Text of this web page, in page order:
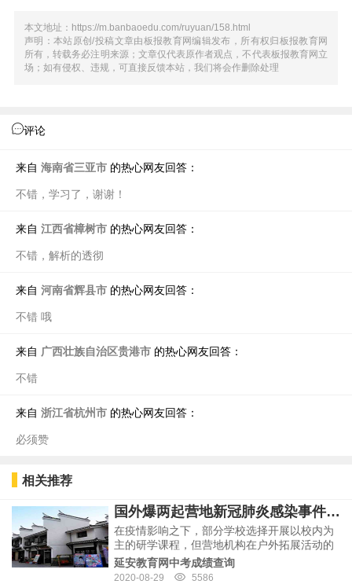
本文地址：https://m.banbaoedu.com/ruyuan/158.html
声明：本站原创/投稿文章由板报教育网编辑发布，所有权归板报教育网
所有，转载务必注明来源；文章仅代表原作者观点，不代表板报教育网立
场；如有侵权、违规，可直接反馈本站，我们将会作删除处理
评论
来自 海南省三亚市 的热心网友回答：
不错，学习了，谢谢！
来自 江西省樟树市 的热心网友回答：
不错，解析的透彻
来自 河南省辉县市 的热心网友回答：
不错 哦
来自 广西壮族自治区贵港市 的热心网友回答：
不错
来自 浙江省杭州市 的热心网友回答：
必须赞
相关推荐
国外爆两起营地新冠肺炎感染事件，国内多所国际学校暑期活动“停摆”
在疫情影响之下，部分学校选择开展以校内为
主的研学课程，但营地机构在户外拓展活动的
开发上具备优势，吸引了不少学生参加营地。
游美营地学习的相关负责人告诉新学说，为了
延安教育网中考成绩查询
2020-08-29 5586